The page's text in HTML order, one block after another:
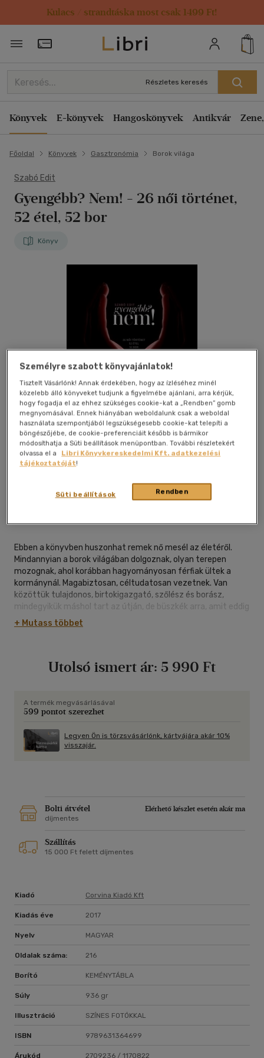
Kulacs / strandtáska most csak 1499 Ft!
Törzsvásárlói Kártya adatai
Részletes keresés
Könyvek E-könyvek Hangoskönyvek Antikvár
Főoldal Könyvek Gasztronómia Borok világa
Szabó Edit
Gyengébb? Nem! - 26 női történet,
52 étel, 52 bor
Könyv
Kívánságlistához adom
216 oldal
Ebben a könyvben huszonhat remek nő mesél az életéről.
Mindannyian a borok világában dolgoznak, olyan terepen
mozognak, ahol korábban hagyományosan férfiak ültek a
kormánynál. Magabiztosan, céltudatosan vezetnek. Van
közöttük tulajdonos, birtokigazgató, szőlész és borász,
mindegyikük máshol tart az útján, de büszkék arra, amit eddig
elértek, és nem cserélnének senkivel. Néhányan gyerekkori
álmukat váltották valóra, mások felnőtt fejjel merészkedtek
megtanulta, hol kell megpiszkálni a motort, ha baj van.
családjukról, a sikereiről és a kudarcaikról, mindarról, ami
elindította őket azon az úton, amelyen ma is járnak.
+ Mutass többet
Utolsó ismert ár: 5 990 Ft
A termék megvásárlásával
599 pontot szerezhet
Legyen Ön is törzsvásárlónk, kártyájára akár 10%
visszajár.
Bolti átvétel
Elérhető készlet esetén akár ma
díjmentes
Szállítás
15 000 Ft felett díjmentes
Kiadó Corvina Kiadó Kft
Kiadás éve 2017
Nyelv MAGYAR
Oldalak száma: 216
Borító KEMÉNYTÁBLA
Súly 936 gr
Illusztráció SZÍNES FOTÓKKAL
ISBN 9789631364699
Árukód 2709236 / 1170822
Személyre szabott könyvajánlatok!
Tisztelt Vásárlónk! Annak érdekében, hogy az ízléséhez minél
közelebb álló könyveket tudjunk a figyelmébe ajánlani, arra kérjük,
hogy fogadja el az ehhez szükséges cookie-kat a „Rendben” gomb
megnyomásával. Ennek hiányában weboldalunk csak a weboldal
használata szempontjából legszükségesebb cookie-kat telepíti a
böngészőjébe, de cookie-preferenciáit később is bármikor
módosíthatja a Süti beállítások menüpontban. További részletekért
olvassa el a
Libri Könyvkereskedelmi Kft. adatkezelési
tájékoztatóját!
Rendben
Süti beállítások